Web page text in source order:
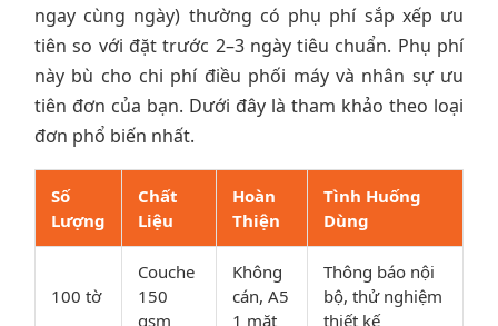
ngay cùng ngày) thường có phụ phí sắp xếp ưu
tiên so với đặt trước 2–3 ngày tiêu chuẩn. Phụ phí
này bù cho chi phí điều phối máy và nhân sự ưu
tiên đơn của bạn. Dưới đây là tham khảo theo loại
đơn phổ biến nhất.
Số
Lượng
Chất
Liệu
Hoàn
Thiện
Tình Huống
Dùng
100 tờ
Couche
150
gsm
Không
cán, A5
1 mặt
Thông báo nội
bộ, thử nghiệm
thiết kế